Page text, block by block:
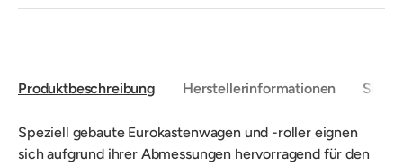
Produktbeschreibung Herstellerinformationen
Speziell gebaute Eurokastenwagen und -roller eignen
sich aufgrund ihrer Abmessungen hervorragend für den